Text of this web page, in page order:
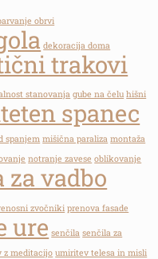
obrvi
dekoracija doma
trakovi
stanovanja gube na čelu hišni
spanec
spanjem mišična paraliza montaža
notranje zavese oblikovanje
za vadbo
zvočniki prenova fasade
ure senčila senčila za
z meditacijo umiritev telesa in misli